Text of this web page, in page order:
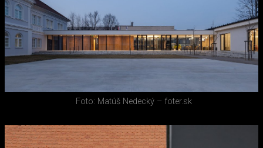
Foto: Matúš Nedecký – foter.sk